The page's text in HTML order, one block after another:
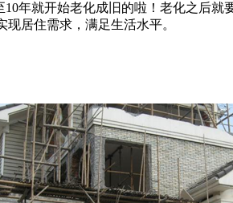
年就开始老化成旧的啦！老化之后
居住需求，满足生活水平。